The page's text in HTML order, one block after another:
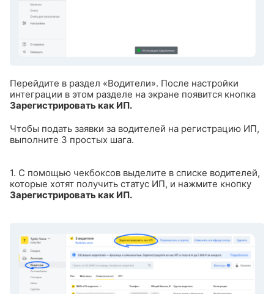
Перейдите в раздел «Водители». После настройки
интеграции в этом разделе на экране появится кнопка
Зарегистрировать как ИП.
Чтобы подать заявки за водителей на регистрацию ИП,
выполните 3 простых шага.
1. С помощью чекбоксов выделите в списке водителей,
которые хотят получить статус ИП, и нажмите кнопку
Зарегистрировать как ИП.